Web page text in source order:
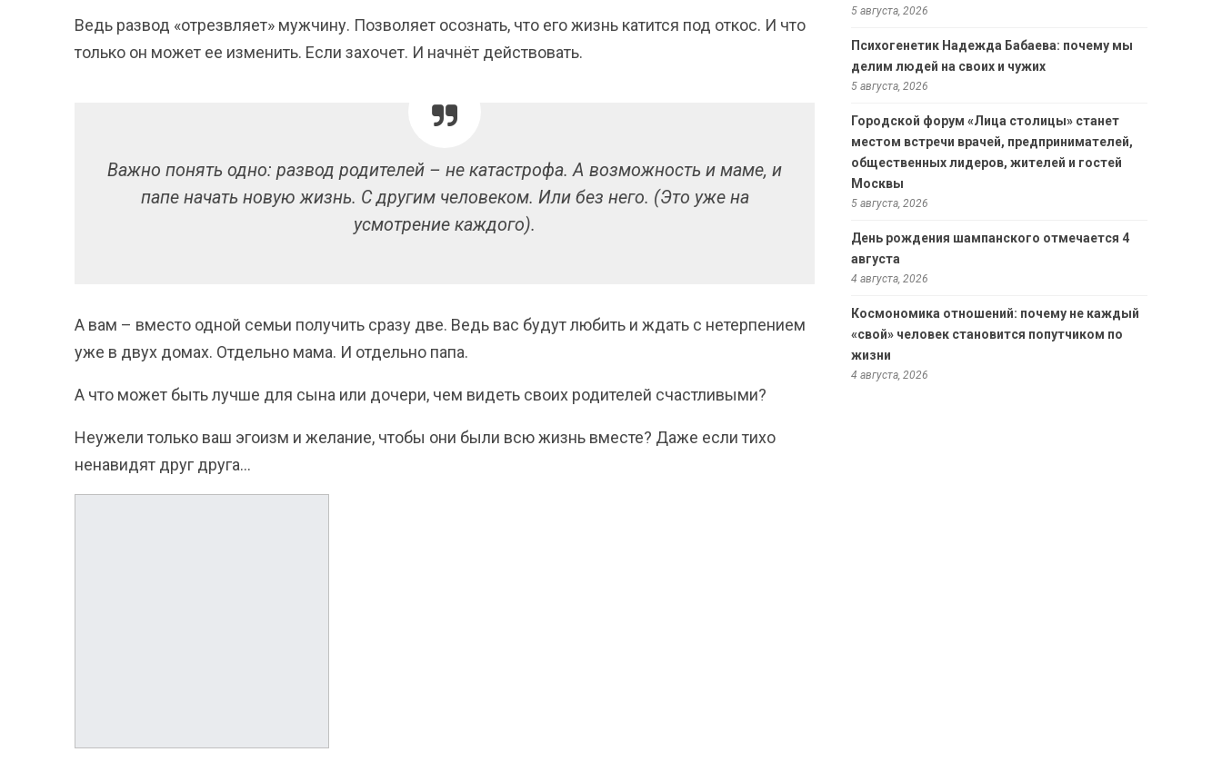
Ведь развод «отрезвляет» мужчину. Позволяет осознать, что его жизнь катится под откос. И что
только он может ее изменить. Если захочет. И начнёт действовать.
Важно понять одно: развод родителей – не катастрофа. А возможность и маме, и
папе начать новую жизнь. С другим человеком. Или без него. (Это уже на
усмотрение каждого).
А вам – вместо одной семьи получить сразу две. Ведь вас будут любить и ждать с нетерпением
уже в двух домах. Отдельно мама. И отдельно папа.
А что может быть лучше для сына или дочери, чем видеть своих родителей счастливыми?
Неужели только ваш эгоизм и желание, чтобы они были всю жизнь вместе? Даже если тихо
ненавидят друг друга…
5 августа, 2026
Психогенетик Надежда Бабаева: почему мы
делим людей на своих и чужих
5 августа, 2026
Городской форум «Лица столицы» станет
местом встречи врачей, предпринимателей,
общественных лидеров, жителей и гостей
Москвы
5 августа, 2026
День рождения шампанского отмечается 4
августа
4 августа, 2026
Космономика отношений: почему не каждый
«свой» человек становится попутчиком по
жизни
4 августа, 2026